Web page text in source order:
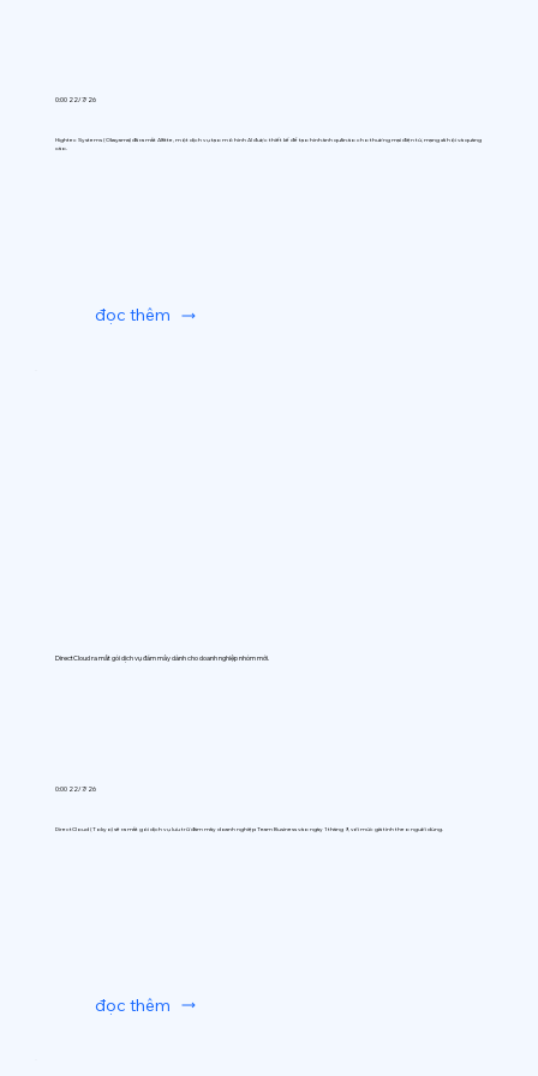
0:00 22/7/26
Hightec Systems (Okayama) đã ra mắt AIfitte, một dịch vụ tạo mô hình AI được thiết kế để tạo hình ảnh quần áo cho thương mại điện tử, mạng xã hội và quảng
cáo.
đọc thêm
DirectCloud ra mắt gói dịch vụ đám mây dành cho doanh nghiệp nhóm mới.
0:00 22/7/26
DirectCloud (Tokyo) sẽ ra mắt gói dịch vụ lưu trữ đám mây doanh nghiệp Team Business vào ngày 1 tháng 9, với mức giá tính theo người dùng.
đọc thêm